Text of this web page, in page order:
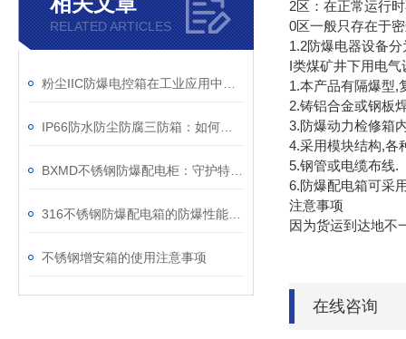
RELATED ARTICLES
不锈钢增安箱的使用注意事项
2区：在正常运行
0区一般只存在于
1.2防爆电器设备
I类煤矿井下用电气
1.本产品有隔爆型,
2.铸铝合金或钢板
3.防爆动力检修箱
4.采用模块结构,各
5.钢管或电缆布线.
6.防爆配电箱可采
注意事项
因为货运到达地不
在线咨询